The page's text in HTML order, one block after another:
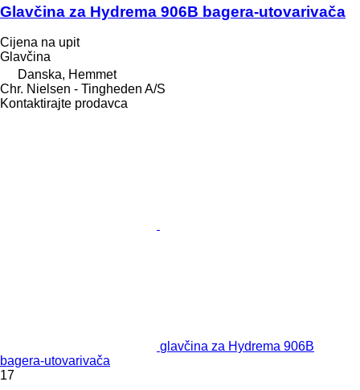
Glavčina za Hydrema 906B bagera-utovarivača
Cijena na upit
Glavčina
Danska, Hemmet
Chr. Nielsen - Tingheden A/S
Kontaktirajte prodavca
glavčina za Hydrema 906B
bagerа-utovarivačа
17